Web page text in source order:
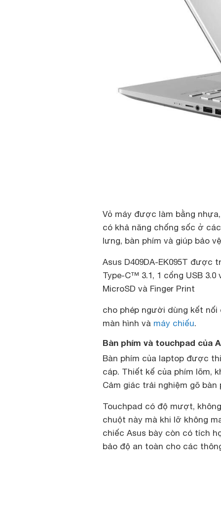
Vỏ máy được làm bằng
có khả năng chống sốc ở
lưng, bàn phím và giúp bảo
Asus D409DA-EK095T được
Type-C™ 3.1, 1 cổng USB
MicroSD và Finger Print
cho phép người dùng kết
màn hình và máy chiếu.
Bàn phím và touchpad của
Bàn phím của laptop được
cáp. Thiết kế của phím lõm,
Cảm giác trải nghiệm gõ bàn
Touchpad có độ mượt,
chuột này mà khi lỡ không
chiếc Asus bày còn có tích
bảo độ an toàn cho các